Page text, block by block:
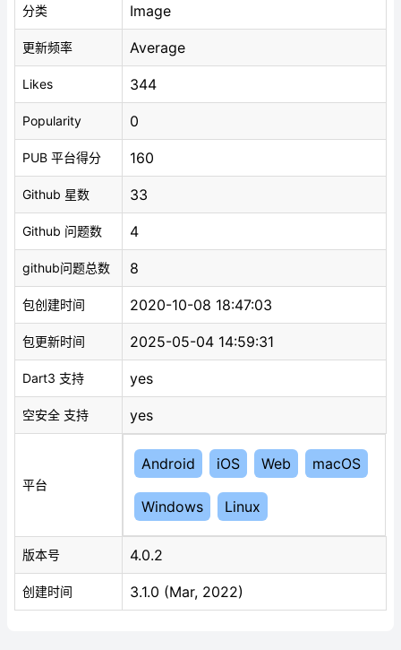
分类 Image
更新频率 Average
Likes 344
Popularity 0
PUB 平台得分 160
Github 星数 33
Github 问题数 4
github问题总数 8
包创建时间 2020-10-08 18:47:03
包更新时间 2025-05-04 14:59:31
Dart3 支持 yes
空安全 支持 yes
平台
Android iOS Web macOS
Windows Linux
版本号 4.0.2
创建时间 3.1.0 (Mar, 2022)